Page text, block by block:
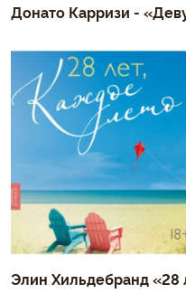
Донато Карризи -
Элин Хильдебранд «28